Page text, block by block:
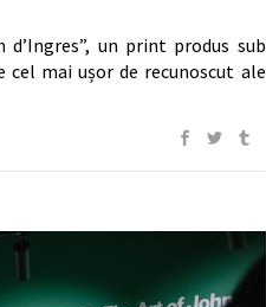
un print produs sub
mai ușor de recunoscut ale